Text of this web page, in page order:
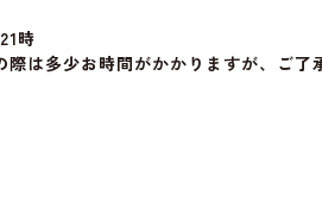
時
は多少お時間がかかりますが、ご了